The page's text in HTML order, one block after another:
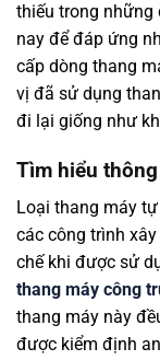
thiếu trong những
nay để đáp ứng
cấp dòng thang
vị đã sử dụng
đi lại giống như
Tìm hiểu
Loại thang máy
các công trình
chế khi được sử
thang máy công
thang máy này
được kiểm định